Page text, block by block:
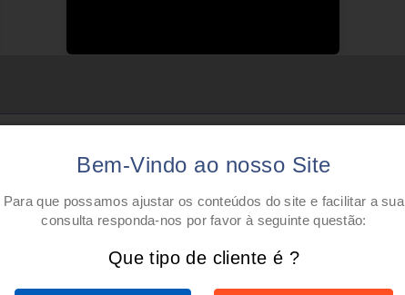
Bem-Vindo ao nosso Site
Para que possamos ajustar os conteúdos do site e facilitar a sua
consulta responda-nos por favor à seguinte questão:
Que tipo de cliente é ?